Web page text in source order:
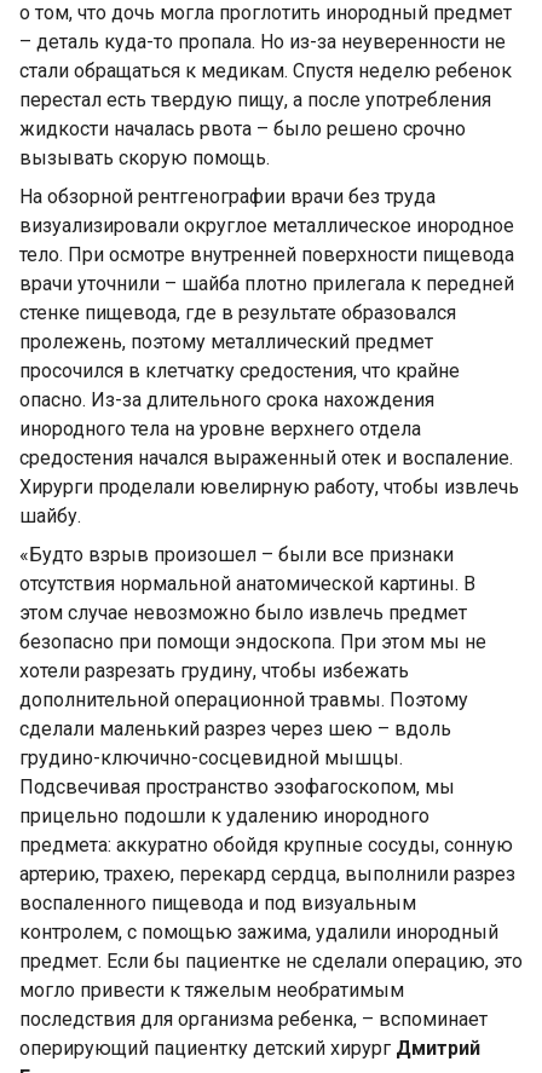
о том, что дочь могла проглотить инородный предмет
– деталь куда-то пропала. Но из-за неуверенности не
стали обращаться к медикам. Спустя неделю ребенок
перестал есть твердую пищу, а после употребления
жидкости началась рвота – было решено срочно
вызывать скорую помощь.
На обзорной рентгенографии врачи без труда
визуализировали округлое металлическое инородное
тело. При осмотре внутренней поверхности пищевода
врачи уточнили – шайба плотно прилегала к передней
стенке пищевода, где в результате образовался
пролежень, поэтому металлический предмет
просочился в клетчатку средостения, что крайне
опасно. Из-за длительного срока нахождения
инородного тела на уровне верхнего отдела
средостения начался выраженный отек и воспаление.
Хирурги проделали ювелирную работу, чтобы извлечь
шайбу.
«Будто взрыв произошел – были все признаки
отсутствия нормальной анатомической картины. В
этом случае невозможно было извлечь предмет
безопасно при помощи эндоскопа. При этом мы не
хотели разрезать грудину, чтобы избежать
дополнительной операционной травмы. Поэтому
сделали маленький разрез через шею – вдоль
грудино-ключично-сосцевидной мышцы.
Подсвечивая пространство эзофагоскопом, мы
прицельно подошли к удалению инородного
предмета: аккуратно обойдя крупные сосуды, сонную
артерию, трахею, перекард сердца, выполнили разрез
воспаленного пищевода и под визуальным
контролем, с помощью зажима, удалили инородный
предмет. Если бы пациентке не сделали операцию, это
могло привести к тяжелым необратимым
последствия для организма ребенка, – вспоминает
оперирующий пациентку детский хирург Дмитрий